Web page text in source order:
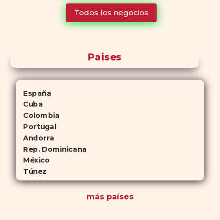
tiempo que Viagra, lo que lo convierte en una opción atractiva
para quienes no desean planificar sus actividades románticas con
Todos los negocios
Paises
España
Cuba
Colombia
Portugal
Andorra
Rep. Dominicana
México
Túnez
más países